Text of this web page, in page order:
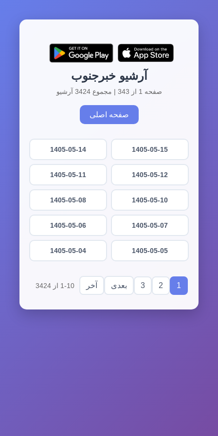
آرشیو خبرجنوب
صفحه 1 از 343 | مجموع 3424 آرشیو
صفحه اصلی
1405-05-15
1405-05-14
1405-05-12
1405-05-11
1405-05-10
1405-05-08
1405-05-07
1405-05-06
1405-05-05
1405-05-04
1
2
3 بعدی آخر 1-10 از 3424